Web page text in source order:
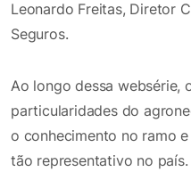
Leonardo Freitas, Diretor
Seguros.
Ao longo dessa websérie,
particularidades do
o conhecimento no ramo
tão representativo no